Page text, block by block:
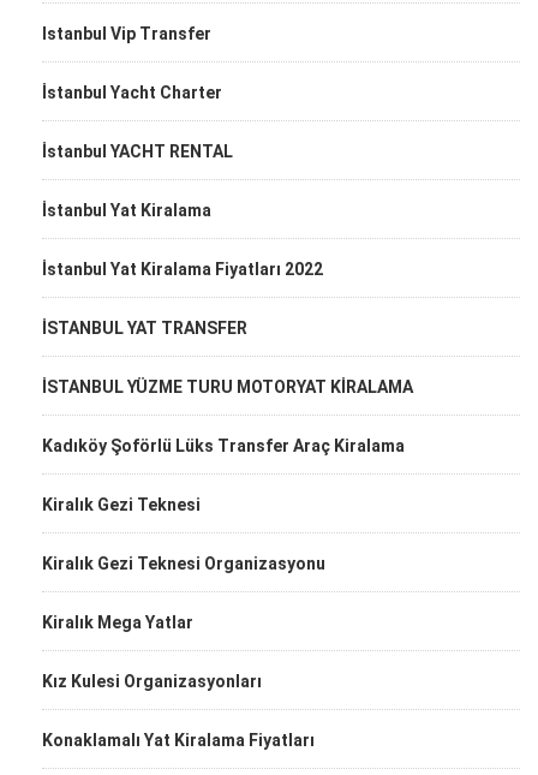
Istanbul Vip Transfer
İstanbul Yacht Charter
İstanbul YACHT RENTAL
İstanbul Yat Kiralama
İstanbul Yat Kiralama Fiyatları 2022
İSTANBUL YAT TRANSFER
İSTANBUL YÜZME TURU MOTORYAT KİRALAMA
Kadıköy Şoförlü Lüks Transfer Araç Kiralama
Kiralık Gezi Teknesi
Kiralık Gezi Teknesi Organizasyonu
Kiralık Mega Yatlar
Kız Kulesi Organizasyonları
Konaklamalı Yat Kiralama Fiyatları